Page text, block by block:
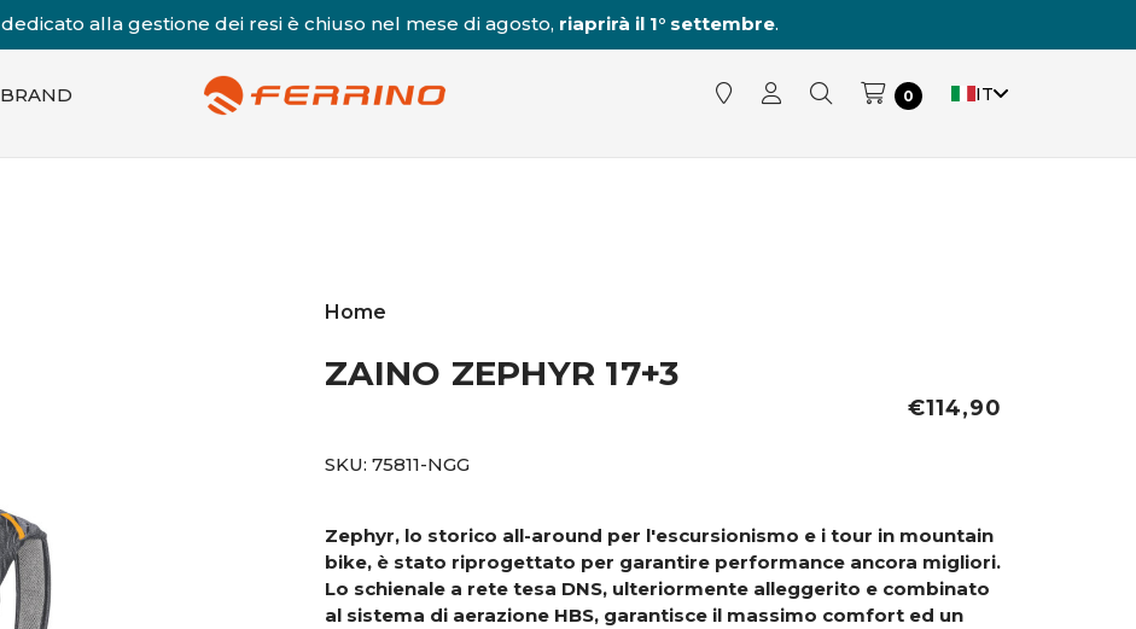
dedicato alla gestione dei resi è chiuso nel mese di agosto, riaprirà il 1° settembre.
BRAND 0 IT
Home
ZAINO ZEPHYR 17+3
€114,90
SKU: 75811-NGG
Zephyr, lo storico all-around per l'escursionismo e i tour in mountain
bike, è stato riprogettato per garantire performance ancora migliori.
Lo schienale a rete tesa DNS, ulteriormente alleggerito e combinato
al sistema di aerazione HBS, garantisce il massimo comfort ed un